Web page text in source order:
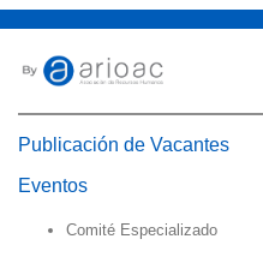
Publicación de Vacantes
Eventos
Comité Especializado